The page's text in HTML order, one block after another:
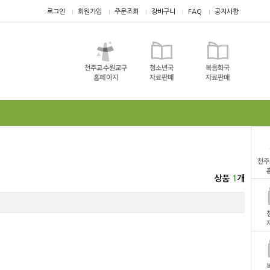
로그인 회원가입 주문조회 장바구니 FAQ 공지사항
상품 1 개